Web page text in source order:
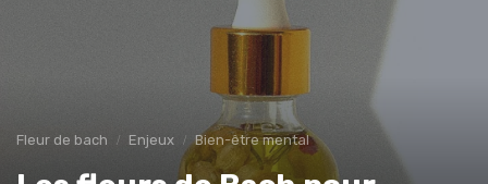
Fleur de bach Enjeux Bien-être mental